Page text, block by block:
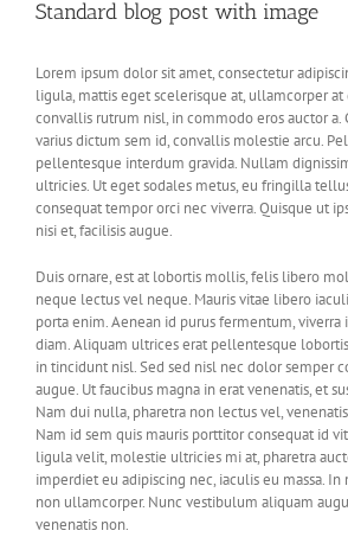
Standard blog post with image
Lorem ipsum dolor sit amet, consectetur
ligula, mattis eget scelerisque at, ullamcorper
convallis rutrum nisl, in commodo eros auctor a.
varius dictum sem id, convallis molestie arcu.
pellentesque interdum gravida. Nullam
ultricies. Ut eget sodales metus, eu fringilla
consequat tempor orci nec viverra. Quisque ut
nisi et, facilisis augue.
Duis ornare, est at lobortis mollis, felis libero
neque lectus vel neque. Mauris vitae libero
porta enim. Aenean id purus fermentum,
diam. Aliquam ultrices erat pellentesque
in tincidunt nisl. Sed sed nisl nec dolor semper
augue. Ut faucibus magna in erat venenatis, et
Nam dui nulla, pharetra non lectus vel,
Nam id sem quis mauris porttitor consequat id
ligula velit, molestie ultricies mi at, pharetra
imperdiet eu adipiscing nec, iaculis eu massa.
non ullamcorper. Nunc vestibulum aliquam
venenatis non.